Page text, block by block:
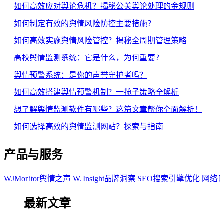
如何高效应对舆论危机？揭秘公关舆论处理的金规则
如何制定有效的舆情风险防控主要措施？
如何高效实施舆情风险管控？揭秘全周期管理策略
高校舆情监测系统：它是什么，为何重要？
舆情预警系统：是你的声誉守护者吗？
如何高效搭建舆情预警机制？一揽子策略全解析
想了解舆情监测软件有哪些？这篇文章帮你全面解析！
如何选择高效的舆情监测网站？探索与指南
产品与服务
WJMonitor舆情之声 WJInsight品牌洞察 SEO搜索引擎优化 网络
最新文章